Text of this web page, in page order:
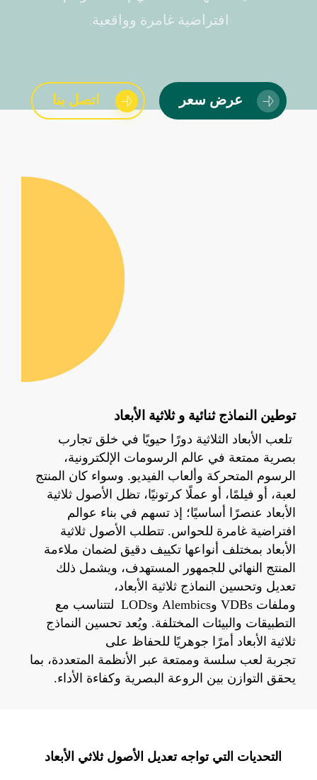
افتراضية غامرة وواقعية.
اتصل بنا عرض سعر
توطين النماذج ثنائية و ثلاثية الأبعاد
تلعب الأبعاد الثلاثية دورًا حيويًا في خلق تجارب
بصرية ممتعة في عالم الرسومات الإلكترونية،
الرسوم المتحركة وألعاب الفيديو. وسواء كان المنتج
لعبة، أو فيلمًا، أو عملًا كرتونيًا، تظل الأصول ثلاثية
الأبعاد عنصرًا أساسيًا؛ إذ تسهم في بناء عوالم
افتراضية غامرة للحواس. تتطلب الأصول ثلاثية
الأبعاد بمختلف أنواعها تكييف دقيق لضمان ملاءمة
المنتج النهائي للجمهور المستهدف، ويشمل ذلك
تعديل وتحسين النماذج ثلاثية الأبعاد،
وملفات VDBs وAlembics وLODs لتتناسب مع
التطبيقات والبيئات المختلفة. ويُعد تحسين النماذج
ثلاثية الأبعاد أمرًا جوهريًا للحفاظ على
تجربة لعب سلسة وممتعة عبر الأنظمة المتعددة، بما
يحقق التوازن بين الروعة البصرية وكفاءة الأداء.
التحديات التي تواجه تعديل الأصول ثلاثي الأبعاد